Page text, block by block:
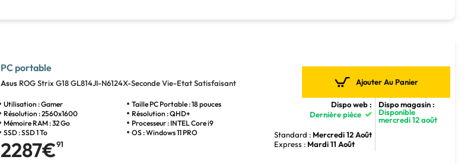
PC portable
Asus ROG Strix G18 GL814JI-N6124X-Seconde Vie-Etat Satisfaisant
Utilisation : Gamer
Taille PC Portable : 18 pouces
Résolution : 2560x1600
Résolution : QHD+
Mémoire RAM : 32 Go
Processeur : INTEL Core i9
SSD : SSD 1 To
OS : Windows 11 PRO
2287€91
Ajouter Au Panier
Dispo web :
Dernière pièce
Standard : Mercredi 12 Août
Express : Mardi 11 Août
Dispo magasin :
Disponible
mercredi 12 août